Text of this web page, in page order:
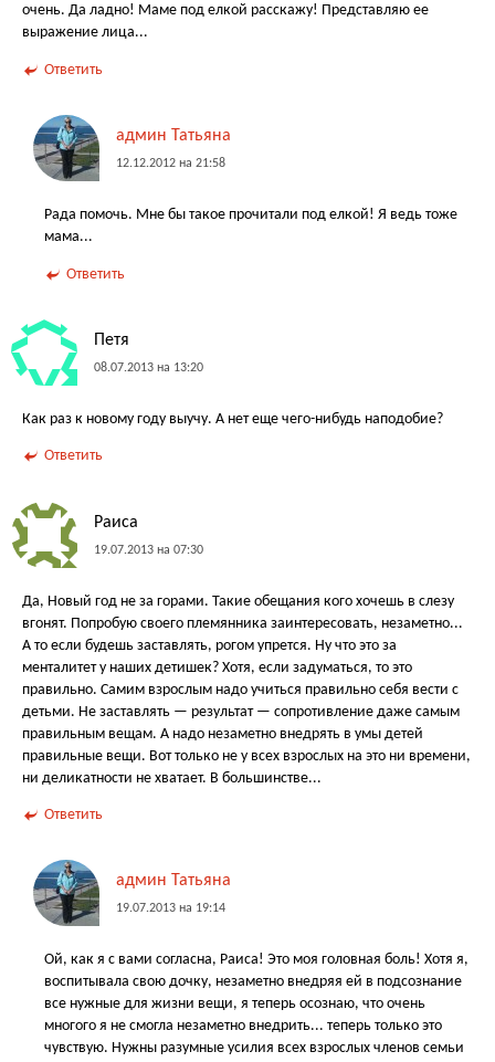
очень. Да ладно! Маме под елкой расскажу! Представляю ее
выражение лица...
Ответить
админ Татьяна
12.12.2012 на 21:58
Рада помочь. Мне бы такое прочитали под елкой! Я ведь тоже
мама...
Ответить
Петя
08.07.2013 на 13:20
Как раз к новому году выучу. А нет еще чего-нибудь наподобие?
Ответить
Раиса
19.07.2013 на 07:30
Да, Новый год не за горами. Такие обещания кого хочешь в слезу
вгонят. Попробую своего племянника заинтересовать, незаметно...
А то если будешь заставлять, рогом упрется. Ну что это за
менталитет у наших детишек? Хотя, если задуматься, то это
правильно. Самим взрослым надо учиться правильно себя вести с
детьми. Не заставлять — результат — сопротивление даже самым
правильным вещам. А надо незаметно внедрять в умы детей
правильные вещи. Вот только не у всех взрослых на это ни времени,
ни деликатности не хватает. В большинстве...
Ответить
админ Татьяна
19.07.2013 на 19:14
Ой, как я с вами согласна, Раиса! Это моя головная боль! Хотя я,
воспитывала свою дочку, незаметно внедряя ей в подсознание
все нужные для жизни вещи, я теперь осознаю, что очень
многого я не смогла незаметно внедрить... теперь только это
чувствую. Нужны разумные усилия всех взрослых членов семьи